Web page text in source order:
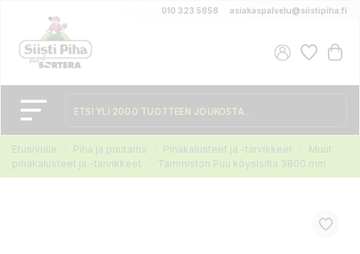
010 323 5858 asiakaspalvelu@siistipiha.fi
Etusivulle Piha ja puutarha Pihakalusteet ja -tarvikkeet
Muut
pihakalusteet ja -tarvikkeet
Tammiston Puu köysisilta 3800 mm